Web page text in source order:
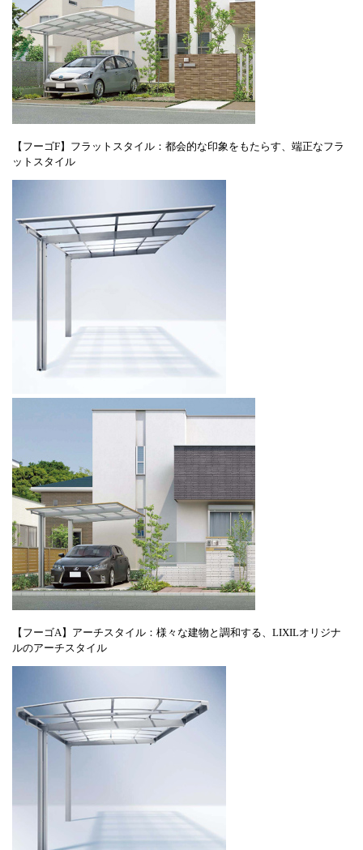
【フーゴF】フラットスタイル：都会的な印象をもたらす、端正なフラ
ットスタイル
【フーゴA】アーチスタイル：様々な建物と調和する、LIXILオリジナ
ルのアーチスタイル